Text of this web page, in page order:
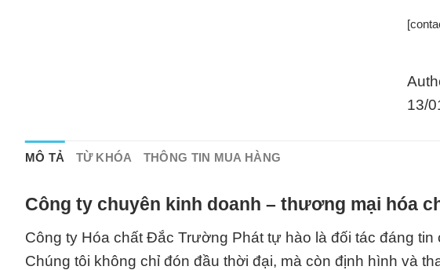
13/
MÔ TẢ TỪ KHÓA THÔNG TIN MUA HÀNG
Công ty chuyên kinh doanh – thương mại hóa
Công ty Hóa chất Đắc Trường Phát tự hào là đối tác đáng
Chúng tôi không chỉ đón đầu thời đại, mà còn định hình và